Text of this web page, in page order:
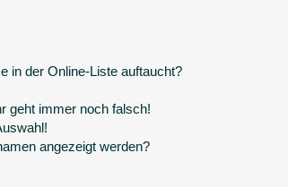
in der Online-Liste auftaucht?
geht immer noch falsch!
angezeigt werden?